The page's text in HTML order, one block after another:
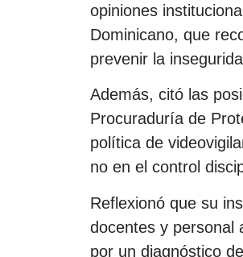
opiniones
Dominicano, que
prevenir la
Además, citó las
Procuraduría de
política de
no en el control
Reflexionó que su
docentes y personal
por un diagnóstico